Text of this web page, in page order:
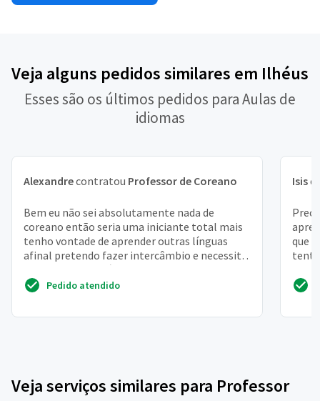
Veja alguns pedidos similares em Ilhéus
Esses são os últimos pedidos para Aulas de
idiomas
Alexandrecontratou Professor de Coreano
Bem eu não sei absolutamente nada de
coreano então seria uma iniciante total mais
tenho vontade de aprender outras línguas
afinal pretendo fazer intercâmbio e necessito
aprender outras lí...
Pedido atendido
Isis
que
Veja serviços similares para Professor